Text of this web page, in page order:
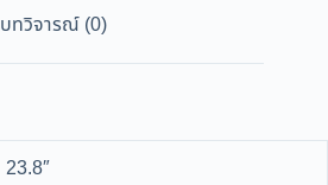
บทวิจารณ์ (0)
23.8″